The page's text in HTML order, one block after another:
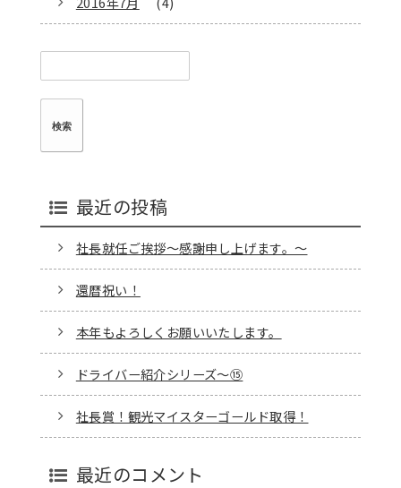
索:
最近の投稿
社長就任ご挨拶～感謝申し上げます。～
還暦祝い！
本年もよろしくお願いいたします。
ドライバー紹介シリーズ～⑮
社長賞！観光マイスターゴールド取得！
最近のコメント